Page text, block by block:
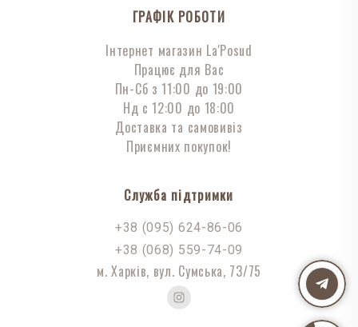
ГРАФІК РОБОТИ
Інтернет магазин La'Posud
Працює для Вас
Пн-Сб з 11:00 до 19:00
Нд с 12:00 до 18:00
Доставка та самовивіз
Приємних покупок!
Служба підтримки
+38 (095) 624-86-06
+38 (068) 559-74-09
м. Харків, вул. Сумська, 73/75